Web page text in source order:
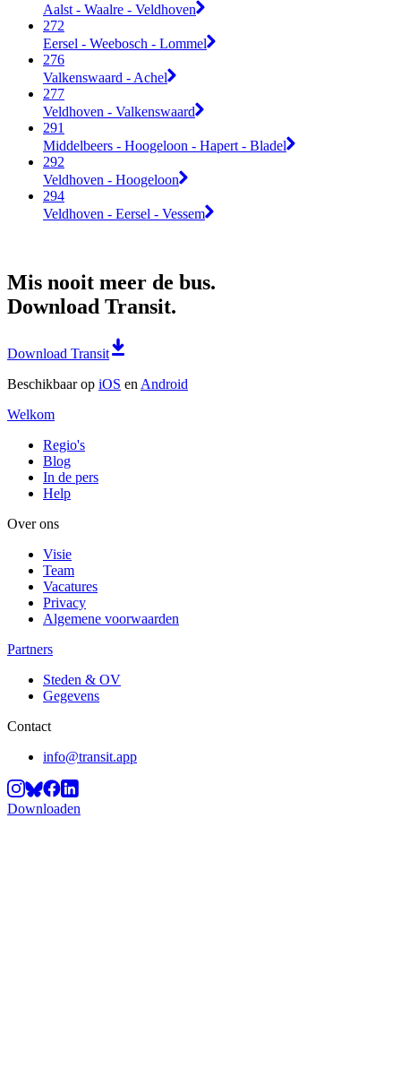
Aalst - Waalre - Veldhoven
272
Eersel - Weebosch - Lommel
276
Valkenswaard - Achel
277
Veldhoven - Valkenswaard
291
Middelbeers - Hoogeloon - Hapert - Bladel
292
Veldhoven - Hoogeloon
294
Veldhoven - Eersel - Vessem
Mis nooit meer de bus.
Download Transit.
Download Transit
Beschikbaar op iOS en Android
Welkom
Regio's
Blog
In de pers
Help
Over ons
Visie
Team
Vacatures
Privacy
Algemene voorwaarden
Partners
Steden & OV
Gegevens
Contact
info@transit.app
Downloaden